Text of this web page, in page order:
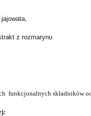
z rozmarynu
funkcjonalnych składników